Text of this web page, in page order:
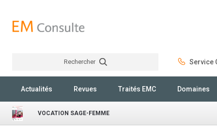
Rechercher Service
Actualités Revues Traités EMC Domaines
VOCATION SAGE-FEMME